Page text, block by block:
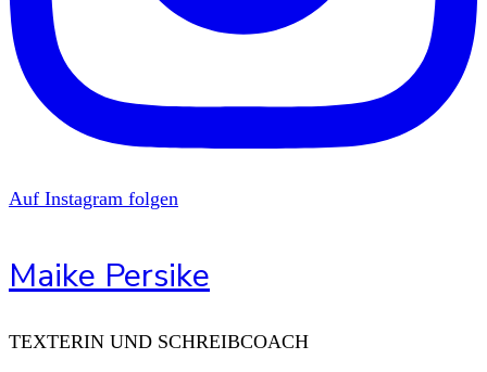
Auf Instagram folgen
Maike Persike
TEXTERIN UND SCHREIBCOACH